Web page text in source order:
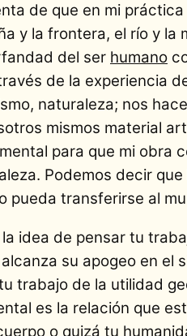
de que en mi
y la frontera, el río y la
del ser humano
de la experiencia
naturaleza; nos
mismos material
para que mi obra
Podemos decir
pueda transferirse al
idea de pensar tu
su apogeo en el
trabajo de la utilidad
es la relación que
o quizá tu